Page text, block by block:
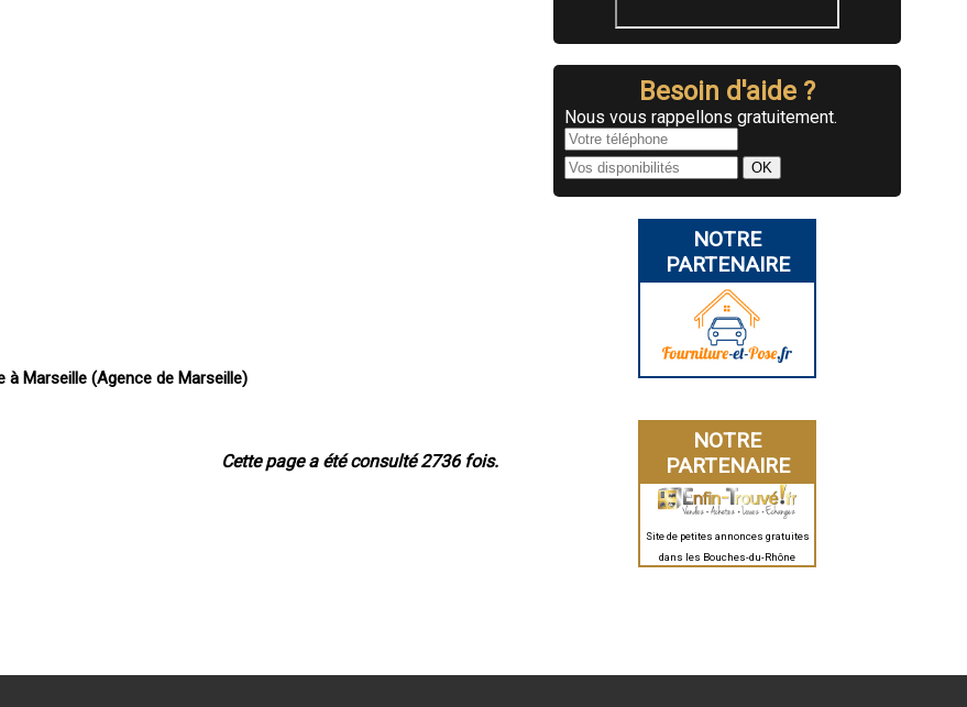
à Marseille (Agence de Marseille)
Cette page a été consulté 2736 fois.
Besoin d'aide ?
Nous vous rappellons gratuitement.
NOTRE
PARTENAIRE
NOTRE
PARTENAIRE
Site de petites annonces gratuites
dans les Bouches-du-Rhône